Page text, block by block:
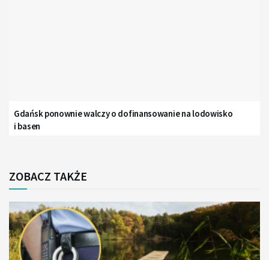
Gdańsk ponownie walczy o dofinansowanie na lodowisko
i basen
ZOBACZ TAKŻE